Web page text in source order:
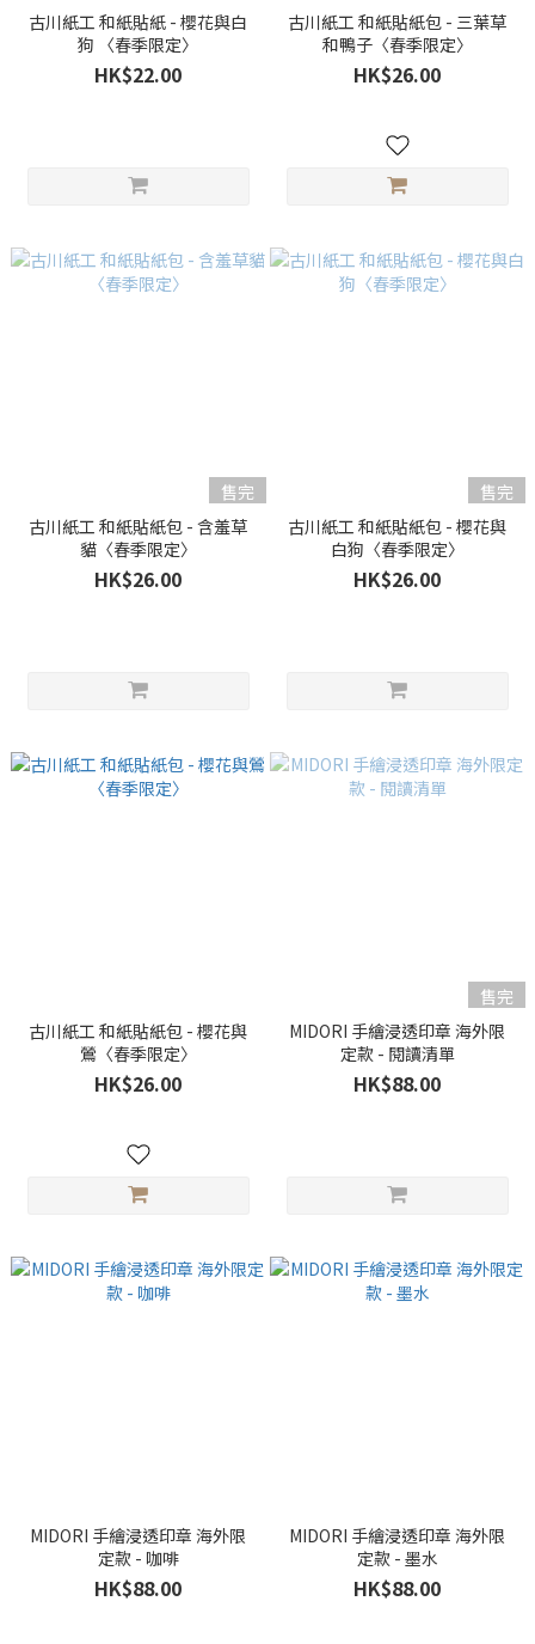
古川紙工 和紙貼紙 - 櫻花與白
狗 〈春季限定〉
HK$22.00
古川紙工 和紙貼紙包 - 三葉草
和鴨子〈春季限定〉
HK$26.00
售完
古川紙工 和紙貼紙包 - 含羞草
貓〈春季限定〉
HK$26.00
售完
古川紙工 和紙貼紙包 - 櫻花與
白狗〈春季限定〉
HK$26.00
古川紙工 和紙貼紙包 - 櫻花與
鶯〈春季限定〉
HK$26.00
售完
MIDORI 手繪浸透印章 海外限
定款 - 閱讀清單
HK$88.00
MIDORI 手繪浸透印章 海外限
定款 - 咖啡
HK$88.00
MIDORI 手繪浸透印章 海外限
定款 - 墨水
HK$88.00